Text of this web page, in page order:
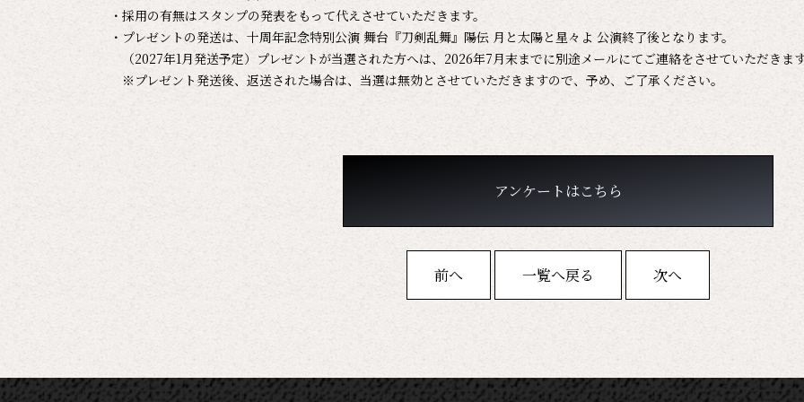
・採用の有無はスタンプの発表をもって代えさせていただきます。
・プレゼントの発送は、十周年記念特別公演 舞台『刀剣乱舞』陽伝 月と太陽と星々よ 公演終了後となります。
（2027年1月発送予定）プレゼントが当選された方へは、2026年7月末までに別途メールにてご連絡をさせていただきま
※プレゼント発送後、返送された場合は、当選は無効とさせていただきますので、予め、ご了承ください。
アンケートはこちら
前へ 一覧へ戻る 次へ